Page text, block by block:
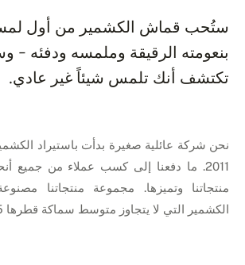
ستُحب قماش الكشمير من أول
بنعومته الرقيقة وملمسه ودفئه -
تكتشف أنك تلمس شيئاً غير عادي.
نحن شركة عائلية صغيرة بدأت باستيراد
2011. ما دفعنا إلى كسب عملاء من جميع
منتجاتنا وتميزها. مجموعة منتجاتنا
الكشمير التي لا يتجاوز متوسط سماكة قطرها 0.0155 ملم.